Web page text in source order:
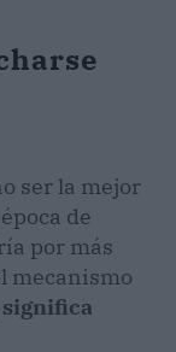
ser la mejor
de
por más
mecanismo